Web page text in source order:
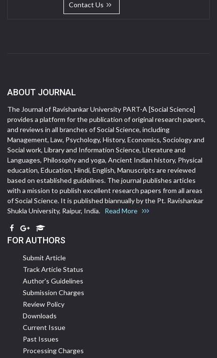
Contact Us
ABOUT JOURNAL
The Journal of Ravishankar University PART-A [Social Science]
provides a platform for the publication of original research papers,
and reviews in all branches of Social Science, including
Management, Law, Psychology, History, Economics, Sociology and
Social work, Library and Information Science, Literature and
Languages, Philosophy and yoga, Ancient Indian history, Physical
education, Education, Hindi, English, Manuscripts are reviewed
based on established guidelines. The journal publishes articles
with a mission to publish excellent research papers from all areas
of Social Science. It is published biannually by the Pt. Ravishankar
Shukla University, Raipur, India. Read More
FOR AUTHORS
Submit Article
Track Article Status
Author's Guidelines
Submission Charges
Review Policy
Downloads
Current Issue
Past Issues
Processing Charges